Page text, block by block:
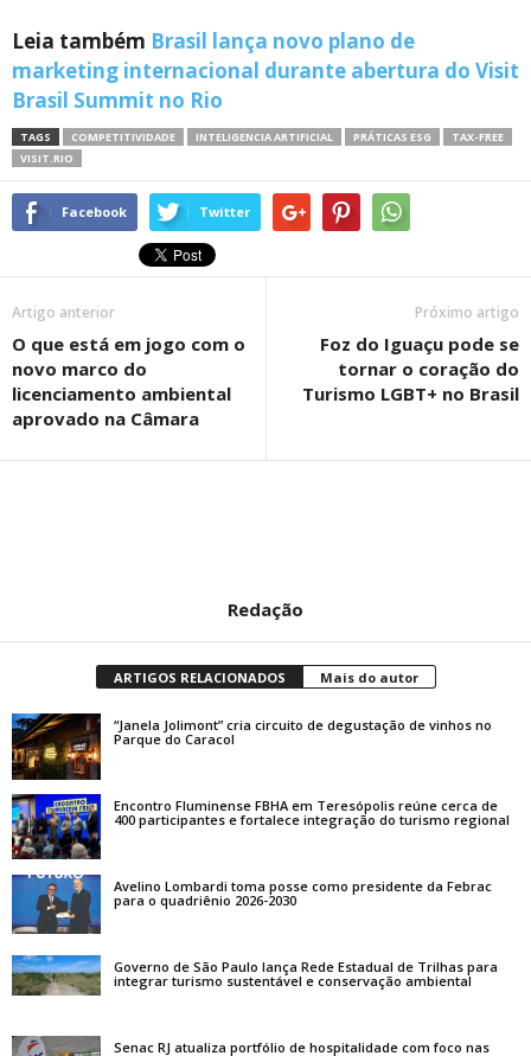
Leia também Brasil lança novo plano de
marketing internacional durante abertura do Visit
Brasil Summit no Rio
TAGS COMPETITIVIDADE INTELIGENCIA ARTIFICIAL PRÁTICAS ESG
TAX-FREE
VISIT.RIO
Facebook Twitter
Artigo anterior
O que está em jogo com o
novo marco do
licenciamento ambiental
aprovado na Câmara
Próximo artigo
Foz do Iguaçu pode se
tornar o coração do
Turismo LGBT+ no Brasil
Redação
ARTIGOS RELACIONADOS Mais do autor
“Janela Jolimont” cria circuito de degustação de vinhos no
Parque do Caracol
Encontro Fluminense FBHA em Teresópolis reúne cerca de
400 participantes e fortalece integração do turismo regional
Avelino Lombardi toma posse como presidente da Febrac
para o quadriênio 2026-2030
Governo de São Paulo lança Rede Estadual de Trilhas para
integrar turismo sustentável e conservação ambiental
Senac RJ atualiza portfólio de hospitalidade com foco nas